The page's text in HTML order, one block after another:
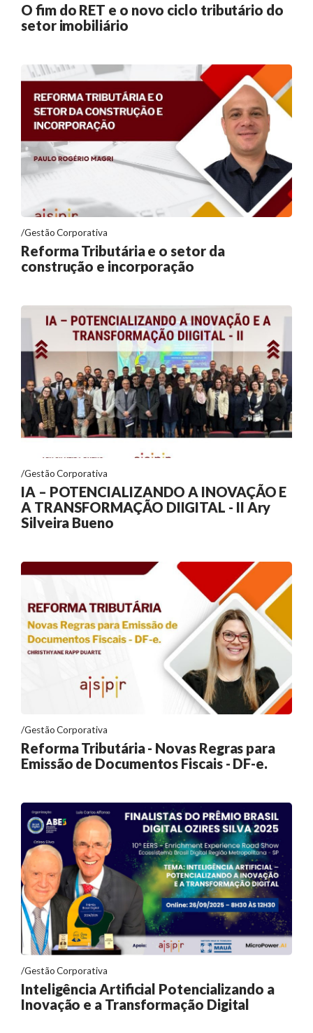
O fim do RET e o novo ciclo tributário do
setor imobiliário
Gestão Corporativa
Reforma Tributária e o setor da
construção e incorporação
Gestão Corporativa
IA – POTENCIALIZANDO A INOVAÇÃO E
A TRANSFORMAÇÃO DIIGITAL - II Ary
Silveira Bueno
Gestão Corporativa
Reforma Tributária - Novas Regras para
Emissão de Documentos Fiscais - DF-e.
Gestão Corporativa
Inteligência Artificial Potencializando a
Inovação e a Transformação Digital